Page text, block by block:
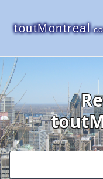
toutMontreal